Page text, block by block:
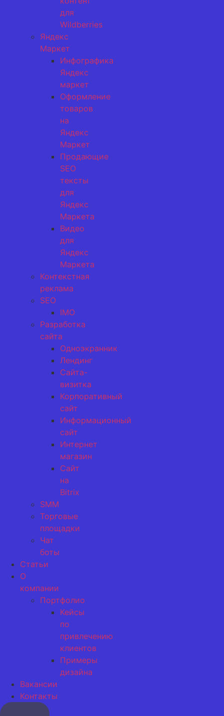
для
Wildberries
Яндекс
Маркет
Инфографика
Яндекс
маркет
Оформление
товаров
на
Яндекс
Маркет
Продающие
SEO
тексты
для
Яндекс
Маркета
Видео
для
Яндекс
Маркета
Контекстная
реклама
SEO
IMO
Разработка
сайта
Одноэкранник
Лендинг
Сайта-
визитка
Корпоративный
сайт
Информационный
сайт
Интернет
магазин
Сайт
на
Bitrix
SMM
Торговые
площадки
Чат
боты
Статьи
О
компании
Портфолио
Кейсы
по
привлечению
клиентов
Примеры
дизайна
Вакансии
Контакты